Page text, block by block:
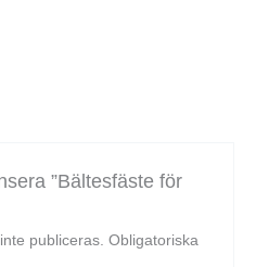
”Bältesfäste för
publiceras. Obligatoriska